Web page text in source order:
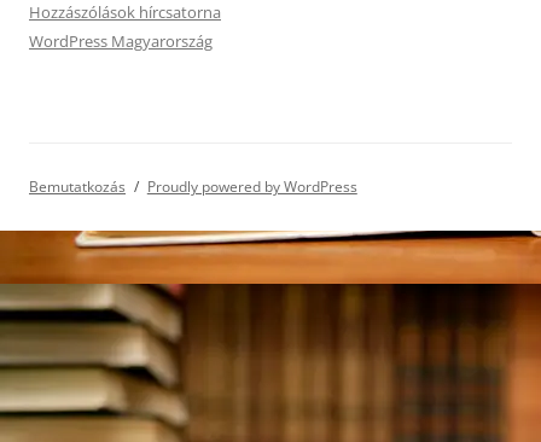
Hozzászólások hírcsatorna
WordPress Magyarország
Bemutatkozás Proudly powered by WordPress